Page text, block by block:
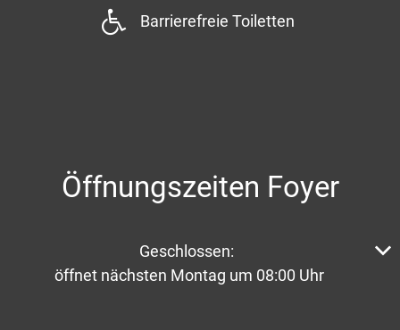
Barrierefreie Toiletten
Öffnungszeiten Foyer
Klicken, um weitere Öffnungs- oder Schließzeiten
Geschlossen:
öffnet nächsten Montag um 08:00 Uhr